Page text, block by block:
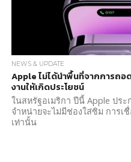
NEWS & UPDATE
Apple ไม่ได้นำพื้นที่จากการถอ
งานให้เกิดประโยชน์
ในสหรัฐอเมริกา ปีนี้ Apple ปร
จำหน่ายจะไม่มีช่องใส่ซิม การ
เท่านั้น